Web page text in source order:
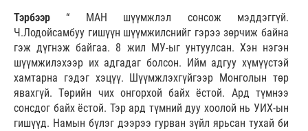
Тэрбээр“ МАН шүүмжлэл сонсож мэддэггүй.
Ч.Лодойсамбуу гишүүн шүүмжилснийг гэрээ зөрчиж байна
гэж дүгнэж байгаа. 8 жил МУ-ыг унтуулсан. Хэн нэгэн
шүүмжилэхээр их адгадаг болсон. Ийм адгуу хүмүүстэй
хамтарна гэдэг хэцүү. Шүүмжлэхгүйгээр Монголын төр
явахгүй. Төрийн чих онгорхой байх ёстой. Ард түмнээ
сонсдог байх ёстой. Тэр ард түмний дуу хоолой нь УИХ-ын
гишүүд. Намын бүлэг дээрээ гурван зүйл ярьсан тухай би